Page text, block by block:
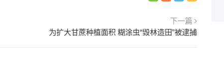
下一篇
为扩大甘蔗种植面积 糊涂虫“毁林造田”被逮捕